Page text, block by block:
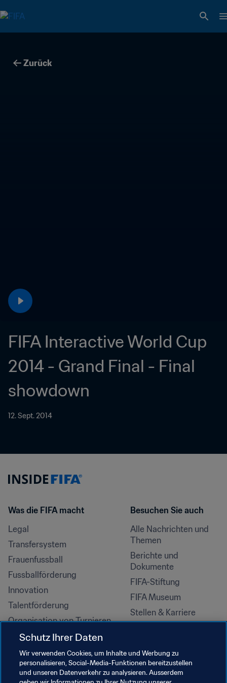
Zurück
FIFA Interactive World Cup
2014 - Grand Final - Final
12. Sept. 2014
Was die FIFA macht
Legal
Transfersystem
Frauenfussball
Fussballförderung
Innovation
Talentförderung
Organisation von Turnieren
Nachhaltigkeit
Menschenrechte und
Antidiskriminierung
Gesundheit und Medizin
Besuchen Sie auch
Alle Nachrichten und
Themen
Berichte und
Dokumente
FIFA-Stiftung
FIFA Museum
Stellen & Karriere
Schutz Ihrer Daten
Wir verwenden Cookies, um Inhalte und Werbung zu
personalisieren, Social-Media-Funktionen bereitzustellen
und unseren Datenverkehr zu analysieren. Ausserdem